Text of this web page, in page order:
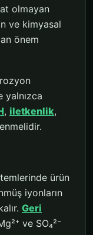
olmayan
ve kimyasal
önem
yalnızca
, iletkenlik,
ürün
iyonların
Geri
ve SO₄²⁻